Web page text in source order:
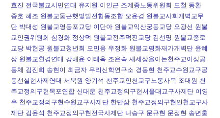
효진 전국불교시민연대 유지원 이인근 조계종노동위원회 도철 동환
종호 혜조 원불교둥근햇빛발전협동조합 오윤경 원불교사회개벽교무
단 박대성 원불교영등포교당 이단아 원불교익산궁동교당 오광선 원불
교인권위원회 심경화 정상덕 원불교전주덕진교당 김선명 원불교종로
교당 박현공 원불교청년회 오민웅 우정화 원불교평화재가개벽단 윤혜
상 원불교환경연대 강해윤 이태옥 조은숙 새세상을여는천주교여성공
동체 김진희 송현이 최금자 우리신학연구소 경동현 천주교수원교구공
동선실현사제연대 서북원 양기석 천주교인천교구노동사목 조대원 천
주교정의구현목포연합 신대운 천주교정의구현서울대교구사제단 이영
우 천주교정의구현수원교구사제단 한만삼 천주교정의구현인천교구사
제단 김윤석 천주교정의구현전국사제단 나승구 문규현 문정현 송년홍